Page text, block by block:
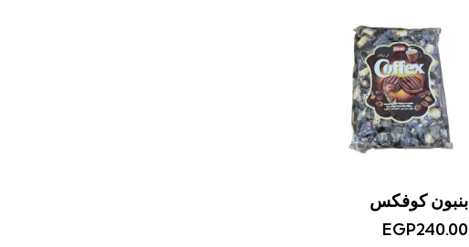
بنبون كوفكس
EGP240.00